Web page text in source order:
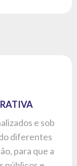
e sob
diferentes
para que a